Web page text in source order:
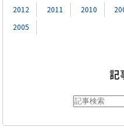
2012
2011 2010
2005
記